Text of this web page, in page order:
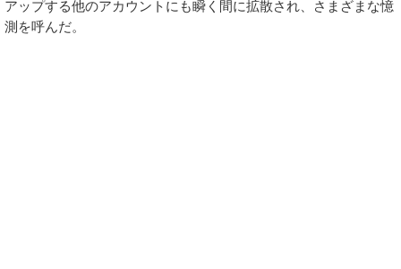
アップする他のアカウントにも瞬く間に拡散され、さまざまな憶
測を呼んだ。